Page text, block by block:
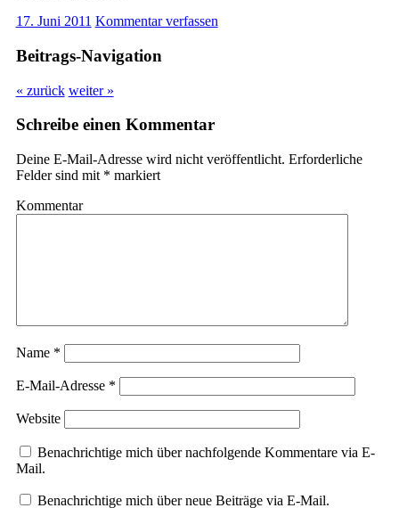
17. Juni 2011 Kommentar verfassen
Beitrags-Navigation
« zurück weiter »
Schreibe einen Kommentar
Deine E-Mail-Adresse wird nicht veröffentlicht. Erforderliche
Felder sind mit * markiert
Kommentar
Name *
E-Mail-Adresse *
Website
Benachrichtige mich über nachfolgende Kommentare via E-
Mail.
Benachrichtige mich über neue Beiträge via E-Mail.